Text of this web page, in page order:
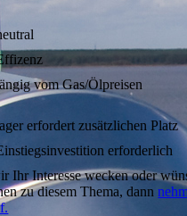
vom Gas/Ölpreisen
erfordert zusätzlichen Platz
erforderlich
Ihr Interesse wecken oder
zu diesem Thema, dann